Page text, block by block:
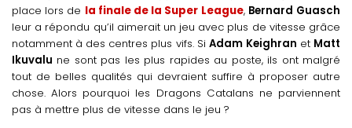
place lors de la finale de la Super League, Bernard Guasch
leur a répondu qu’il aimerait un jeu avec plus de vitesse grâce
notamment à des centres plus vifs. Si Adam Keighran et Matt
Ikuvalu ne sont pas les plus rapides au poste, ils ont malgré
tout de belles qualités qui devraient suffire à proposer autre
chose. Alors pourquoi les Dragons Catalans ne parviennent
pas à mettre plus de vitesse dans le jeu ?